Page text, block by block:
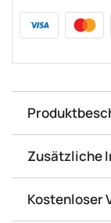
Zusätzliche
Kostenloser